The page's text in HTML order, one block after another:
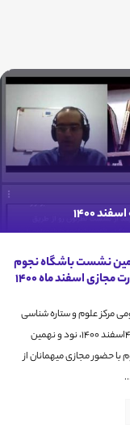
نشست باشگاه نجوم
اسفند ماه 1400
مرکز علوم و ستاره شناسی
تهران روز چهارشنبه ۴اسفند ۱۴۰۰، نود و نهمین
حضور مجازی میهمانان از